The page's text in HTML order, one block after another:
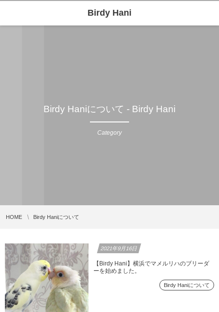
Birdy Hani
Birdy Haniについて - Birdy Hani
Category
HOME Birdy Haniについて
2021年9月16日
【Birdy Hani】横浜でマメルリハのブリーダ
ーを始めました。
Birdy Haniについて